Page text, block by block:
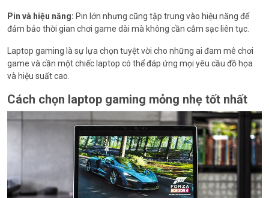
Pin và hiệu năng: Pin lớn nhưng cũng tập trung vào hiệu năng để
đảm bảo thời gian chơi game dài mà không cần cắm sạc liên tục.
Laptop gaming là sự lựa chọn tuyệt vời cho những ai đam mê chơi
game và cần một chiếc laptop có thể đáp ứng mọi yêu cầu đồ họa
và hiệu suất cao.
Cách chọn laptop gaming mỏng nhẹ tốt nhất